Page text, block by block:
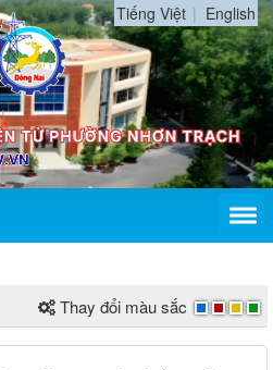
Tiếng Việt English
Thay đổi màu sắc